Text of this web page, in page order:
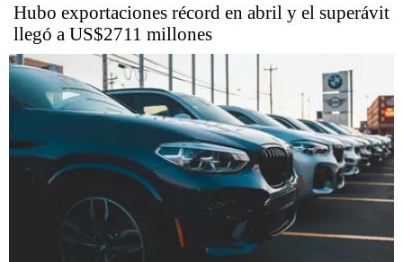
Hubo exportaciones récord en abril y el superávit
llegó a US$2711 millones